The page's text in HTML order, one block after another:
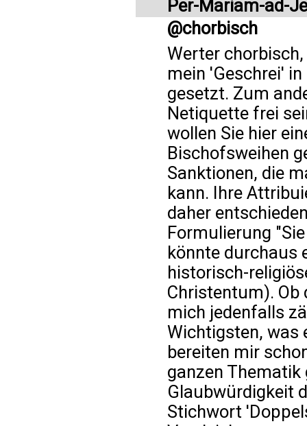
Per-Mariam-ad-
@chorbisch
Werter
mein 'Geschrei'
gesetzt. Zum
Netiquette frei
wollen Sie hier
Bischofsweihen
Sanktionen, die
kann. Ihre
daher
Formulierung
könnte durchaus
historisch-
Christentum). Ob
mich jedenfalls
Wichtigsten, was
bereiten mir
ganzen
Glaubwürdigkeit
Stichwort